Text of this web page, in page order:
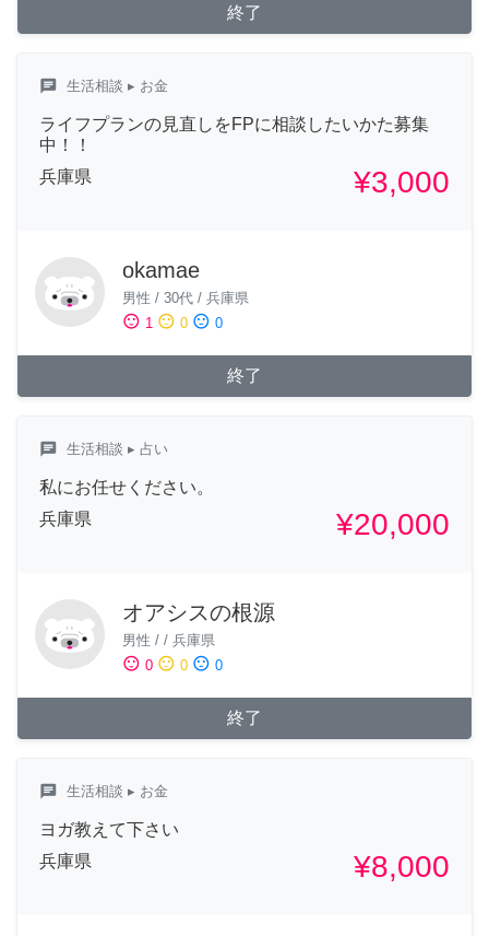
終了
chat 生活相談 ▸ お金
ライフプランの見直しをFPに相談したいかた募集
中！！
兵庫県
¥3,000
okamae
男性 / 30代 / 兵庫県
sentiment_satisfied 1 sentiment_neutral 0 sentiment_dissatisfied 0
終了
chat 生活相談 ▸ 占い
私にお任せください。
兵庫県
¥20,000
オアシスの根源
男性 / / 兵庫県
sentiment_satisfied 0 sentiment_neutral 0 sentiment_dissatisfied 0
終了
chat 生活相談 ▸ お金
ヨガ教えて下さい
兵庫県
¥8,000